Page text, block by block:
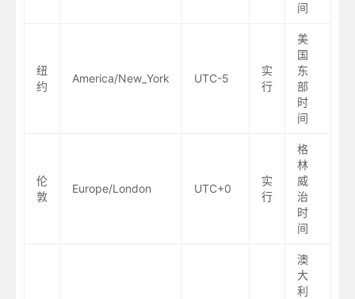
间
纽
约
America/New_York UTC-5
实
行
美
国
东
部
时
间
伦
敦
Europe/London UTC+0
实
行
格
林
威
治
时
间
澳
大
利